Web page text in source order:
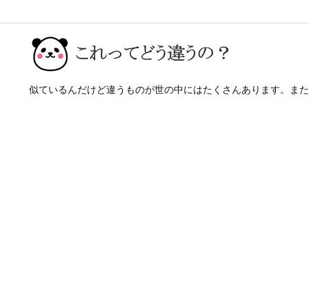
似ているんだけど違うものが世の中にはたくさんあります。ま